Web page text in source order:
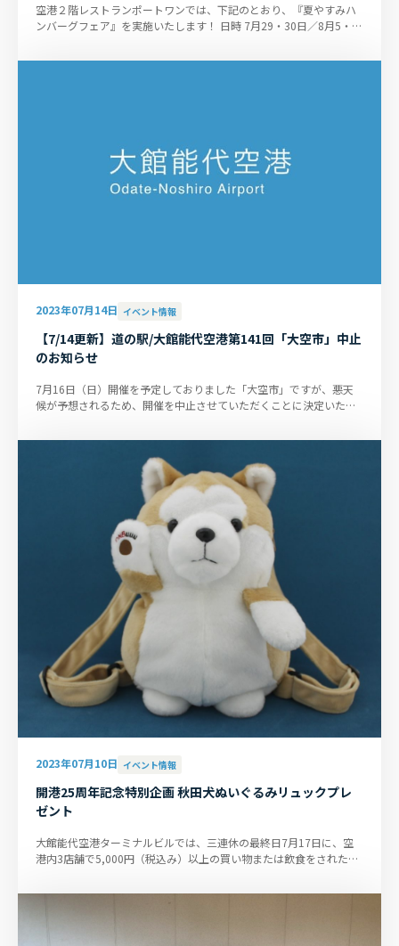
空港２階レストランポートワンでは、下記のとおり、『夏やすみハ
ンバーグフェア』を実施いたします！ 日時 7月29・30日／8月5・6
2023年07月14日 イベント情報
【7/14更新】道の駅/大館能代空港第141回「大空市」中止
のお知らせ
7月16日（日）開催を予定しておりました「大空市」ですが、悪天
候が予想されるため、開催を中止させていただくことに決定いたし
2023年07月10日 イベント情報
開港25周年記念特別企画 秋田犬ぬいぐるみリュックプレ
ゼント
大館能代空港ターミナルビルでは、三連休の最終日7月17日に、空
港内3店舗で5,000円（税込み）以上の買い物または飲食をされたお